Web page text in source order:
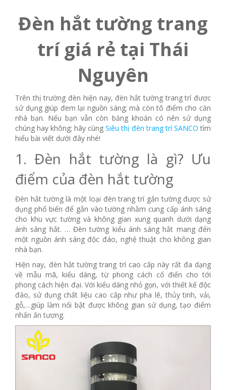
Đèn hắt tường trang
trí giá rẻ tại Thái
Nguyên
Trên thị trường đèn hiện nay, đèn hắt tường trang trí được
sử dụng giúp đem lại nguồn sáng; mà còn tô điểm cho căn
nhà bạn. Nếu bạn vẫn còn băng khoăn có nên sử dụng
chúng hay không; hãy cùng Siêu thị đèn trang trí SANCO tìm
hiểu bài viết dưới đây nhé!
1. Đèn hắt tường là gì? Ưu
điểm của đèn hắt tường
Đèn hắt tường là một loại đèn trang trí gắn tường được sử
dụng phổ biến để gắn vào tường nhằm cung cấp ánh sáng
cho khu vực tường và không gian xung quanh dưới dạng
ánh sáng hắt. … Đèn tường kiểu ánh sáng hắt mang đến
một nguồn ánh sáng độc đáo, nghệ thuật cho không gian
nhà bạn.
Hiện nay, đèn hắt tường trang trí cao cấp này rất đa dạng
về mẫu mã, kiểu dáng, từ phong cách cổ điển cho tới
phong cách hiện đại. Với kiểu dáng nhỏ gọn, với thiết kế độc
đáo, sử dụng chất liệu cao cấp như pha lê, thủy tinh, vải,
gỗ,…giúp làm nổi bật được không gian sử dụng, tạo điểm
nhấn ấn tượng.